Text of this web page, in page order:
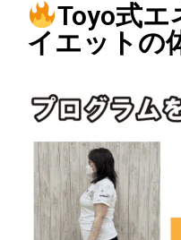
Toyo式エ
イエットの